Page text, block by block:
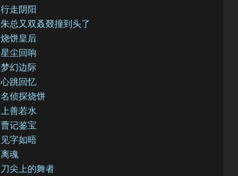
行走阴阳
朱总又双叒叕撞到头了
烧饼皇后
星尘回响
梦幻边际
心跳回忆
名侦探烧饼
上善若水
曹记鉴宝
见字如晤
离魂
刀尖上的舞者